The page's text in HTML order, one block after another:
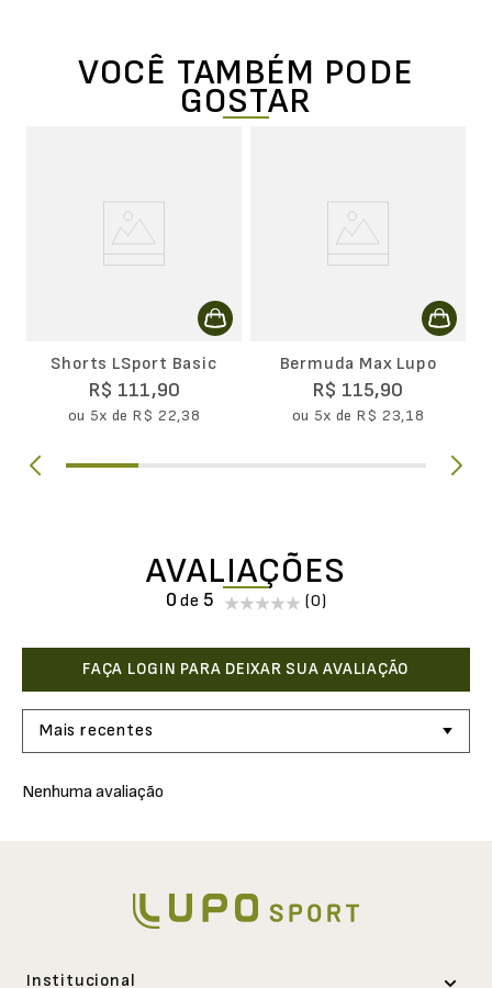
VOCÊ TAMBÉM PODE
GOSTAR
Shorts LSport Basic
R$ 111,90
ou 5x de R$ 22,38
Bermuda Max Lupo
R$ 115,90
ou 5x de R$ 23,18
AVALIAÇÕES
0 (0)
Mais recentes
Nenhuma avaliação
Institucional